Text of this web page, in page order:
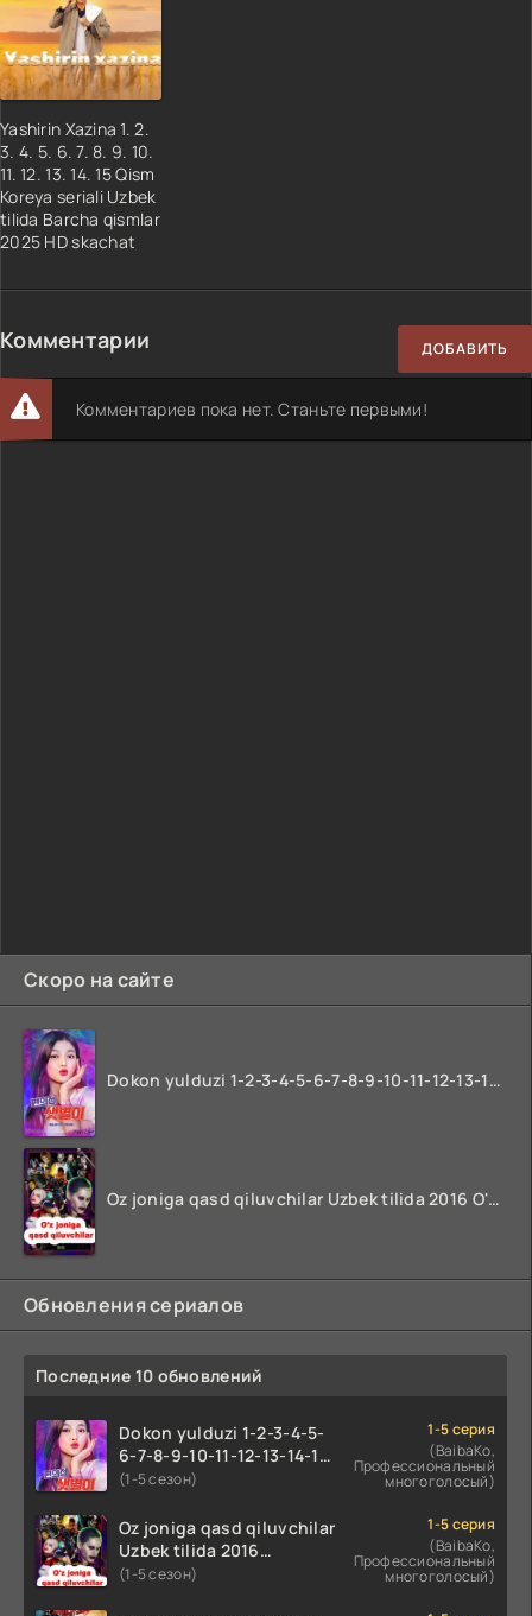
Скоро на сайте
Dokon yulduzi 1-2-3-4-5-6-7-8-9-10-11-12-13-14-15-16-17 Qism Uzbek tilida koreya seryali barcha qismlari o'zbek tilida
Oz joniga qasd qiluvchilar Uzbek tilida 2016 O'zbekcha tarjima kino 720p HD skachat
Обновления сериалов
Последние 10 обновлений
Dokon yulduzi 1-2-3-4-5-
6-7-8-9-10-11-12-13-14-15-
16-17 Qism Uzbek tilida
qismlari o'zbek tilida
(1-5 сезон)
1-5 серия
(BaibaKo,
Профессиональный
многоголосый)
Oz joniga qasd qiluvchilar
Uzbek tilida 2016
O'zbekcha tarjima kino
(1-5 сезон)
1-5 серия
(BaibaKo,
Профессиональный
многоголосый)
Yashirin Xazina 1. 2.
3. 4. 5. 6. 7. 8. 9. 10.
11. 12. 13. 14. 15 Qism
Koreya seriali Uzbek
tilida Barcha qismlar
2025 HD skachat
Комментарии ДОБАВИТЬ
Комментариев пока нет. Станьте первыми!